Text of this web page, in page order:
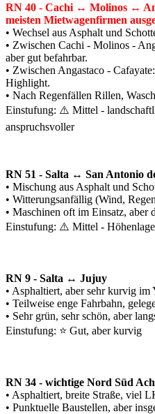
RN 40 - Cachi ↔ Molinos ↔
meisten Mietwagenfirmen
• Wechsel aus Asphalt und
• Zwischen Cachi - Molinos -
aber gut befahrbar.
• Zwischen Angastaco -
Highlight.
• Nach Regenfällen Rillen,
Einstufung: ⚠️ Mittel -
anspruchsvoller
RN 51 - Salta ↔ San Antonio
• Mischung aus Asphalt und
• Witterungsanfällig (Wind,
• Maschinen oft im Einsatz, aber
Einstufung: ⚠️ Mittel -
RN 9 - Salta ↔ Jujuy
• Asphaltiert, aber sehr kurvig im
• Teilweise enge Fahrbahn,
• Sehr grün, sehr schön, aber
Einstufung: ⭐ Gut, aber kurvig
RN 34 - wichtige Nord Süd
• Asphaltiert, breite Straße, viel
• Punktuelle Baustellen, aber